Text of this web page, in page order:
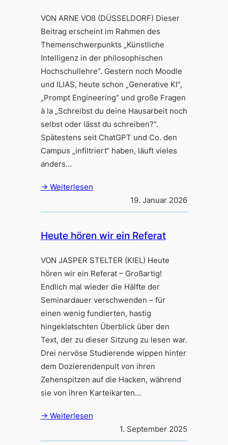
VON ARNE VOß (DÜSSELDORF) Dieser
Beitrag erscheint im Rahmen des
Themenschwerpunkts „Künstliche
Intelligenz in der philosophischen
Hochschullehre“. Gestern noch Moodle
und ILIAS, heute schon „Generative KI“,
„Prompt Engineering“ und große Fragen
à la „Schreibst du deine Hausarbeit noch
selbst oder lässt du schreiben?”.
Spätestens seit ChatGPT und Co. den
Campus „infiltriert“ haben, läuft vieles
anders…
→ Weiterlesen
19. Januar 2026
Heute hören wir ein Referat
VON JASPER STELTER (KIEL) Heute
hören wir ein Referat – Großartig!
Endlich mal wieder die Hälfte der
Seminardauer verschwenden – für
einen wenig fundierten, hastig
hingeklatschten Überblick über den
Text, der zu dieser Sitzung zu lesen war.
Drei nervöse Studierende wippen hinter
dem Dozierendenpult von ihren
Zehenspitzen auf die Hacken, während
sie von ihren Karteikarten…
→ Weiterlesen
1. September 2025